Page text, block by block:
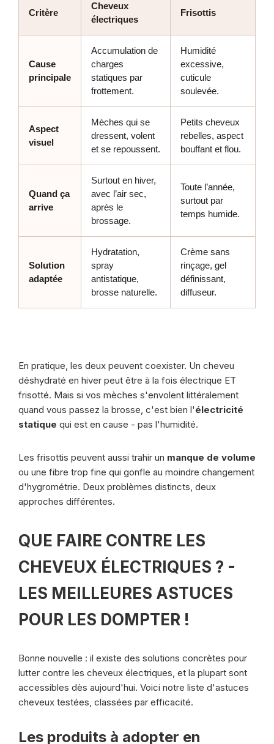
Critère
Cheveux
électriques
Frisottis
Cause
principale
Accumulation de
charges
statiques par
frottement.
Humidité
excessive,
cuticule
soulevée.
Aspect
visuel
Mèches qui se
dressent, volent
et se repoussent.
Petits cheveux
rebelles, aspect
bouffant et flou.
Quand ça
arrive
Surtout en hiver,
avec l’air sec,
après le
brossage.
Toute l’année,
surtout par
temps humide.
Solution
adaptée
Hydratation,
spray
antistatique,
brosse naturelle.
Crème sans
rinçage, gel
définissant,
diffuseur.
En pratique, les deux peuvent coexister. Un cheveu
déshydraté en hiver peut être à la fois électrique ET
frisotté. Mais si vos mèches s'envolent littéralement
quand vous passez la brosse, c'est bien l'électricité
statique qui est en cause - pas l'humidité.
Les frisottis peuvent aussi trahir un manque de volume
ou une fibre trop fine qui gonfle au moindre changement
d'hygrométrie. Deux problèmes distincts, deux
approches différentes.
QUE FAIRE CONTRE LES
CHEVEUX ÉLECTRIQUES ? -
LES MEILLEURES ASTUCES
POUR LES DOMPTER !
Bonne nouvelle : il existe des solutions concrètes pour
lutter contre les cheveux électriques, et la plupart sont
accessibles dès aujourd'hui. Voici notre liste d'astuces
cheveux testées, classées par efficacité.
Les produits à adopter en